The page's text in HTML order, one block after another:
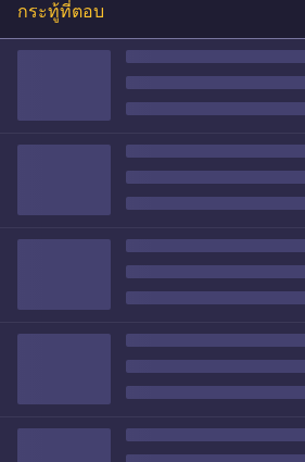
กระทู้ที่ตอบ